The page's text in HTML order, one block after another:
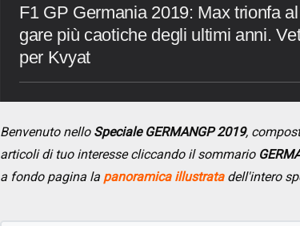
F1 GP Germania 2019: Max trionfa
gare più caotiche degli ultimi anni.
per Kvyat
Benvenuto nello Speciale GERMANGP 2019,
articoli di tuo interesse cliccando il sommario
a fondo pagina la panoramica illustratadell'intero